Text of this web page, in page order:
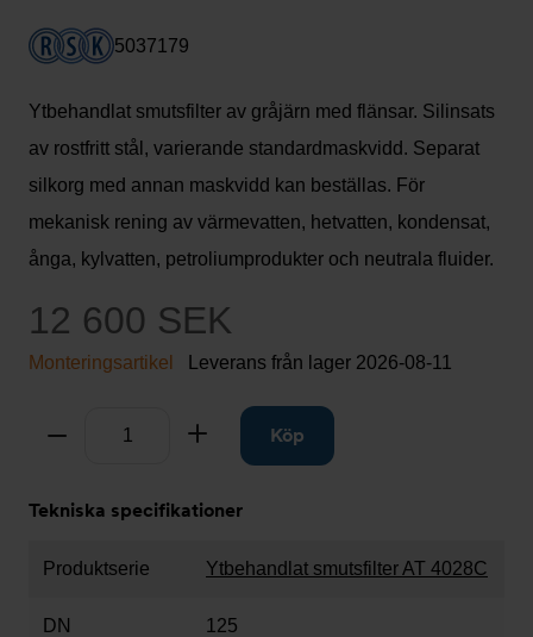
5037179
Ytbehandlat smutsfilter av gråjärn med flänsar. Silinsats
av rostfritt stål, varierande standardmaskvidd. Separat
silkorg med annan maskvidd kan beställas. För
mekanisk rening av värmevatten, hetvatten, kondensat,
ånga, kylvatten, petroliumprodukter och neutrala fluider.
12 600 SEK
Monteringsartikel Leverans från lager 2026-08-11
Ta bort Lägg tillKöp
Tekniska specifikationer
Produktserie Ytbehandlat smutsfilter AT 4028C
DN 125